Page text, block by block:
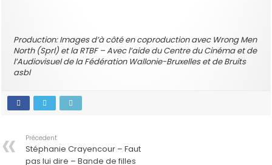
Production: Images d’à côté en coproduction avec Wrong Men
North (Sprl) et la RTBF – Avec l’aide du Centre du Cinéma et de
l’Audiovisuel de la Fédération Wallonie-Bruxelles et de Bruits
asbl
Précedent
Stéphanie Crayencour – Faut
pas lui dire – Bande de filles